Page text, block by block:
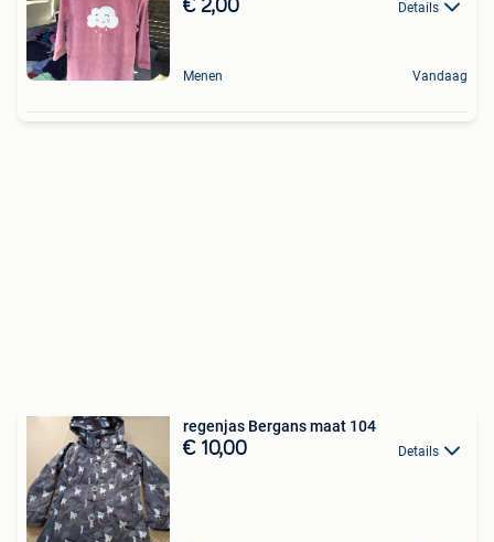
€ 2,00 Details
Menen Vandaag
regenjas Bergans maat 104
€ 10,00 Details